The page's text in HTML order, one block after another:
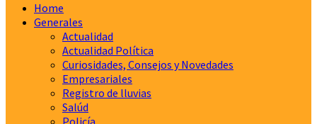
Home
Generales
Actualidad
Actualidad Política
Curiosidades, Consejos y Novedades
Empresariales
Registro de lluvias
Salúd
Policía